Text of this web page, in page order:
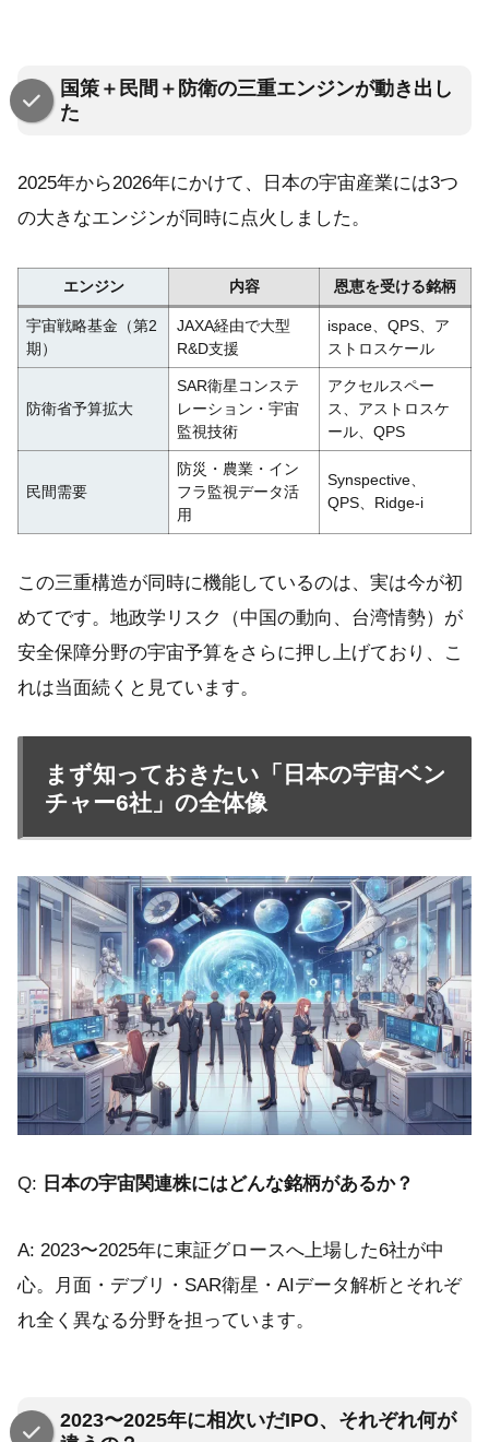
国策＋民間＋防衛の三重エンジンが動き出し
た
2025年から2026年にかけて、日本の宇宙産業には3つ
の大きなエンジンが同時に点火しました。
エンジン 内容 恩恵を受ける銘柄
宇宙戦略基金（第2
期）
JAXA経由で大型
R&D支援
ispace、QPS、ア
ストロスケール
防衛省予算拡大
SAR衛星コンステ
レーション・宇宙
監視技術
アクセルスペー
ス、アストロスケ
ール、QPS
民間需要
防災・農業・イン
フラ監視データ活
用
Synspective、
QPS、Ridge-i
この三重構造が同時に機能しているのは、実は今が初
めてです。地政学リスク（中国の動向、台湾情勢）が
安全保障分野の宇宙予算をさらに押し上げており、こ
れは当面続くと見ています。
まず知っておきたい「日本の宇宙ベン
チャー6社」の全体像
Q: 日本の宇宙関連株にはどんな銘柄があるか？
A: 2023〜2025年に東証グロースへ上場した6社が中
心。月面・デブリ・SAR衛星・AIデータ解析とそれぞ
れ全く異なる分野を担っています。
2023〜2025年に相次いだIPO、それぞれ何が